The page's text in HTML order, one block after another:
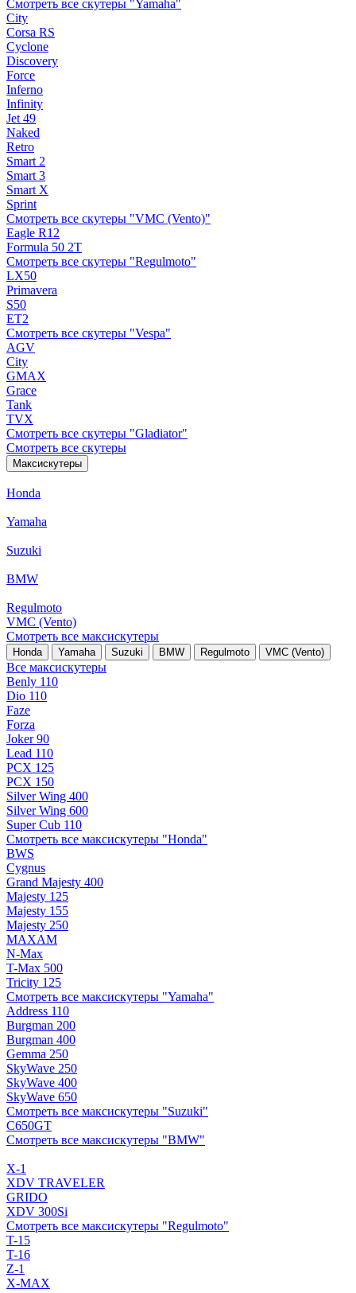
Смотреть все скутеры "Yamaha"
City
Corsa RS
Cyclone
Discovery
Force
Inferno
Infinity
Jet 49
Naked
Retro
Smart 2
Smart 3
Smart X
Sprint
Смотреть все скутеры "VMC (Vento)"
Eagle R12
Formula 50 2Т
Смотреть все скутеры "Regulmoto"
LX50
Primavera
S50
ET2
Смотреть все скутеры "Vespa"
AGV
City
GMAX
Grace
Tank
TVX
Смотреть все скутеры "Gladiator"
Смотреть все скутеры
Максискутеры
Honda
Yamaha
Suzuki
BMW
Regulmoto
VMC (Vento)
Смотреть все максискутеры
Honda Yamaha Suzuki BMW Regulmoto VMC (Vento)
Все максискутеры
Benly 110
Dio 110
Faze
Forza
Joker 90
Lead 110
PCX 125
PCX 150
Silver Wing 400
Silver Wing 600
Super Cub 110
Смотреть все максискутеры "Honda"
BWS
Cygnus
Grand Majesty 400
Majesty 125
Majesty 155
Majesty 250
MAXAM
N-Max
T-Max 500
Tricity 125
Смотреть все максискутеры "Yamaha"
Address 110
Burgman 200
Burgman 400
Gemma 250
SkyWave 250
SkyWave 400
SkyWave 650
Смотреть все максискутеры "Suzuki"
C650GT
Смотреть все максискутеры "BMW"
X-1
XDV TRAVELER
GRIDO
XDV 300Si
Смотреть все максискутеры "Regulmoto"
T-15
T-16
Z-1
X-MAX